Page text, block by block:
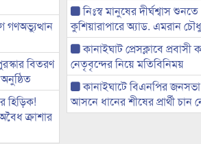
গণঅভ্যুত্থান
বিতরণ
হিড়িক!
ক্রাশার
নিঃস্ব মানুষের দীর্ঘশ্বাস
কুশিয়ারাপারে অ্যাড. এমরান
কানাইঘাট প্রেসক্লাবে প্রবাসী
নেতৃবৃন্দের নিয়ে মতিবিনিময়
কানাইঘাটে বিএনপির
আসনে ধানের শীষের প্রার্থী চান